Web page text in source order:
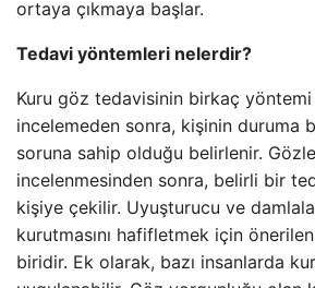
ortaya çıkmaya başlar.
Tedavi yöntemleri nelerdir?
Kuru göz tedavisinin birkaç yöntemi
incelemeden sonra, kişinin duruma
soruna sahip olduğu belirlenir.
incelenmesinden sonra, belirli bir
kişiye çekilir. Uyuşturucu ve
kurutmasını hafifletmek için
biridir. Ek olarak, bazı insanlarda